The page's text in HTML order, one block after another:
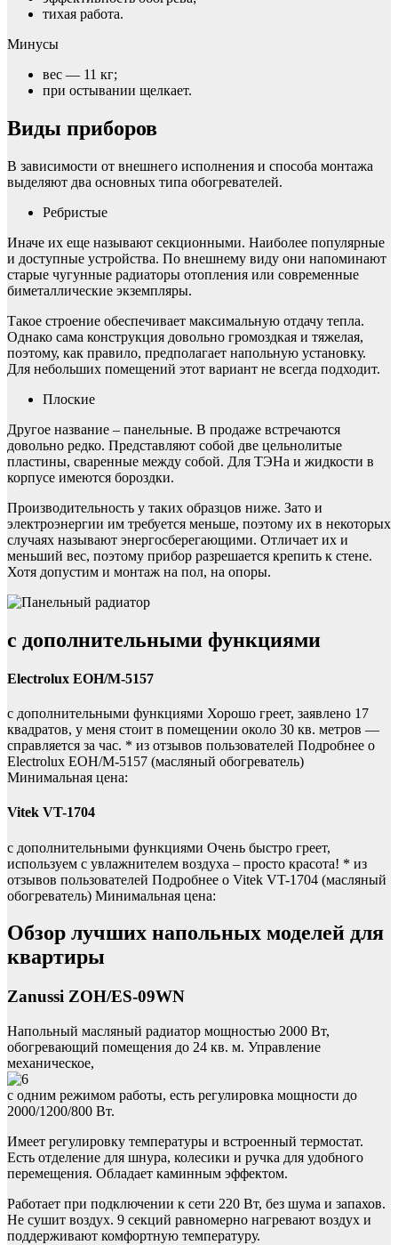
тихая работа.
Минусы
вес — 11 кг;
при остывании щелкает.
Виды приборов
В зависимости от внешнего исполнения и способа монтажа
выделяют два основных типа обогревателей.
Ребристые
Иначе их еще называют секционными. Наиболее популярные
и доступные устройства. По внешнему виду они напоминают
старые чугунные радиаторы отопления или современные
биметаллические экземпляры.
Такое строение обеспечивает максимальную отдачу тепла.
Однако сама конструкция довольно громоздкая и тяжелая,
поэтому, как правило, предполагает напольную установку.
Для небольших помещений этот вариант не всегда подходит.
Плоские
Другое название – панельные. В продаже встречаются
довольно редко. Представляют собой две цельнолитые
пластины, сваренные между собой. Для ТЭНа и жидкости в
корпусе имеются бороздки.
Производительность у таких образцов ниже. Зато и
электроэнергии им требуется меньше, поэтому их в некоторых
случаях называют энергосберегающими. Отличает их и
меньший вес, поэтому прибор разрешается крепить к стене.
Хотя допустим и монтаж на пол, на опоры.
с дополнительными функциями
Electrolux EOH/M-5157
с дополнительными функциями Хорошо греет, заявлено 17
квадратов, у меня стоит в помещении около 30 кв. метров —
справляется за час. * из отзывов пользователей Подробнее о
Electrolux EOH/M-5157 (масляный обогреватель)
Минимальная цена:
Vitek VT-1704
с дополнительными функциями Очень быстро греет,
используем с увлажнителем воздуха – просто красота! * из
отзывов пользователей Подробнее о Vitek VT-1704 (масляный
обогреватель) Минимальная цена:
Обзор лучших напольных моделей для
квартиры
Zanussi ZOH/ES-09WN
Напольный масляный радиатор мощностью 2000 Вт,
обогревающий помещения до 24 кв. м. Управление
механическое,
с одним режимом работы, есть регулировка мощности до
2000/1200/800 Вт.
Имеет регулировку температуры и встроенный термостат.
Есть отделение для шнура, колесики и ручка для удобного
перемещения. Обладает каминным эффектом.
Работает при подключении к сети 220 Вт, без шума и запахов.
Не сушит воздух. 9 секций равномерно нагревают воздух и
поддерживают комфортную температуру.